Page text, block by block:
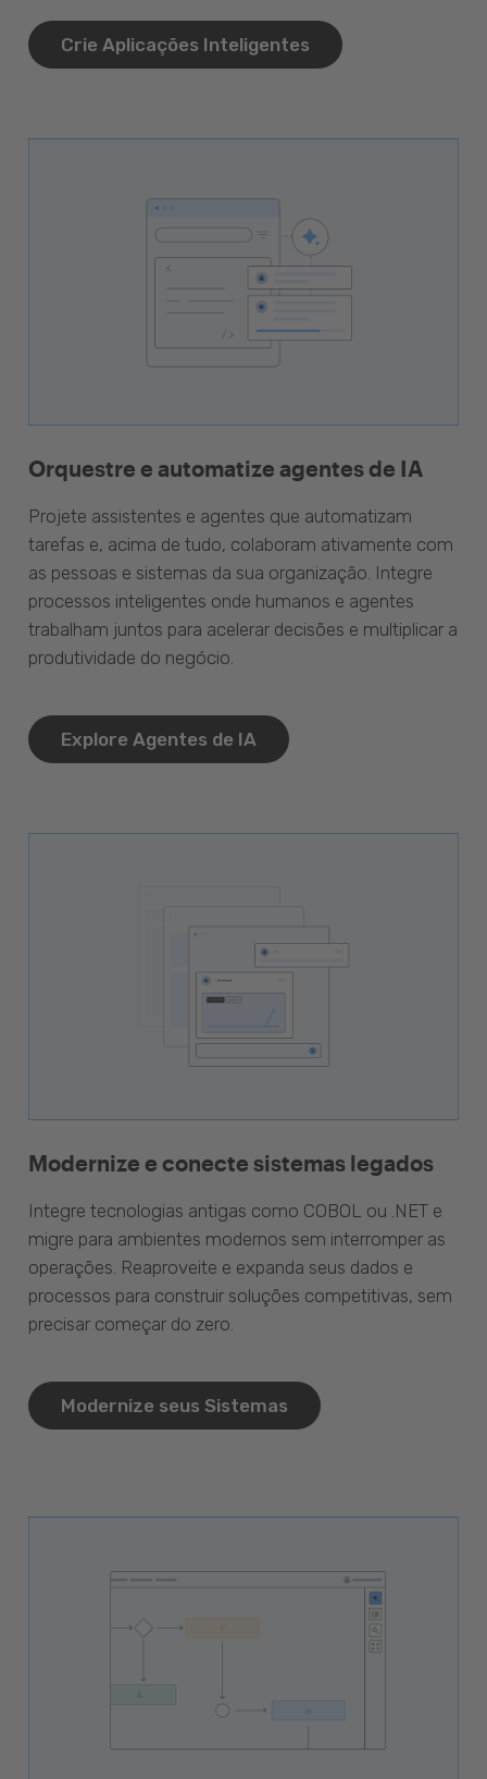
Crie Aplicações Inteligentes
Orquestre e automatize agentes de IA
Projete assistentes e agentes que automatizam
tarefas e, acima de tudo, colaboram ativamente com
as pessoas e sistemas da sua organização. Integre
processos inteligentes onde humanos e agentes
trabalham juntos para acelerar decisões e multiplicar a
produtividade do negócio.
Explore Agentes de IA
Modernize e conecte sistemas legados
Integre tecnologias antigas como COBOL ou .NET e
migre para ambientes modernos sem interromper as
operações. Reaproveite e expanda seus dados e
processos para construir soluções competitivas, sem
precisar começar do zero.
Modernize seus Sistemas